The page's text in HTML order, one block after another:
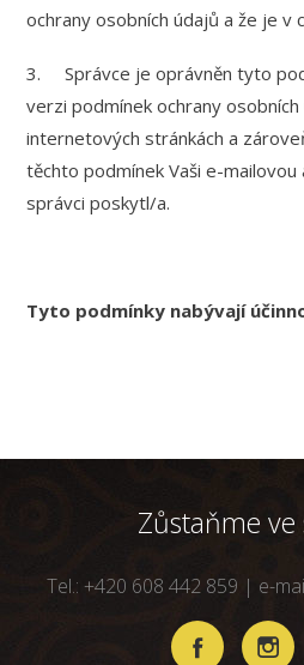
ochrany osobních údajů a že je v
3. Správce je oprávněn tyto
verzi podmínek ochrany
internetových stránkách a
těchto podmínek Vaši e-
správci poskytl/a.
Tyto podmínky nabývají
Zůstaňme ve
Tel.: +420 608 442 859 | e-